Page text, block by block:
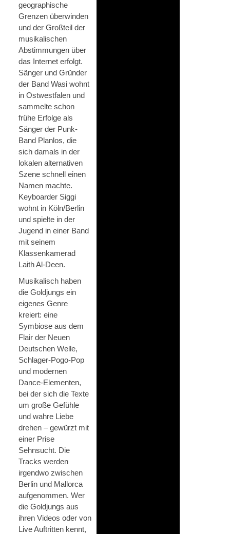
geographische
Grenzen überwinden
und der Großteil der
musikalischen
Abstimmungen über
das Internet erfolgt.
Sänger und Gründer
der Band Wasi wohnt
in Ostwestfalen und
sammelte schon
frühe Erfolge als
Sänger der Punk-
Band Planlos, die
sich damals in der
lokalen alternativen
Szene schnell einen
Namen machte.
Keyboarder Siggi
wohnt in Köln/Berlin
und spielte in der
Jugend in einer Band
mit seinem
Klassenkamerad
Laith Al-Deen.
Musikalisch haben
die Goldjungs ein
eigenes Genre
kreiert: eine
Symbiose aus dem
Flair der Neuen
Deutschen Welle,
Schlager-Pogo-Pop
und modernen
Dance-Elementen,
bei der sich die Texte
um große Gefühle
und wahre Liebe
drehen – gewürzt mit
einer Prise
Sehnsucht. Die
Tracks werden
irgendwo zwischen
Berlin und Mallorca
aufgenommen. Wer
die Goldjungs aus
ihren Videos oder von
Live Auftritten kennt,